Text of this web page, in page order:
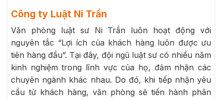
Công ty Luật Ni Trần
Văn phòng luật sư Ni Trần luôn hoạt động với
nguyên tắc “Lợi ích của khách hàng luôn được ưu
tiên hàng đầu”. Tại đây, đội ngũ luật sư có nhiều năm
kinh nghiệm trong lĩnh vực của họ, đảm nhận các
chuyên ngành khác nhau. Do đó, khi tiếp nhận yêu
cầu từ khách hàng, văn phòng sẽ tiến hành phân